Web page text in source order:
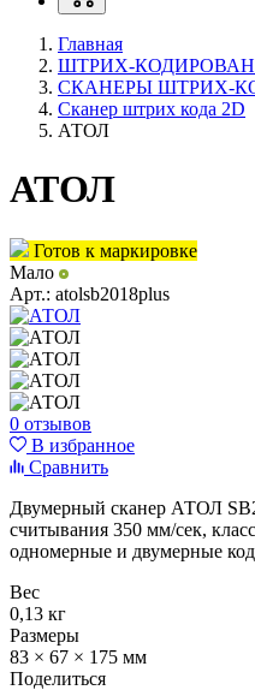
Главная
ШТРИХ-
СКАНЕРЫ ШТРИХ-
Сканер штрих кода 2D
АТОЛ
АТОЛ
Готов к маркировке
Мало
Арт.: atolsb2018plus
0 отзывов
В избранное
Сравнить
Двумерный сканер АТОЛ
считывания 350 мм/сек,
одномерные и двумерные
Вес
0,13 кг
Размеры
83 × 67 × 175 мм
Поделиться